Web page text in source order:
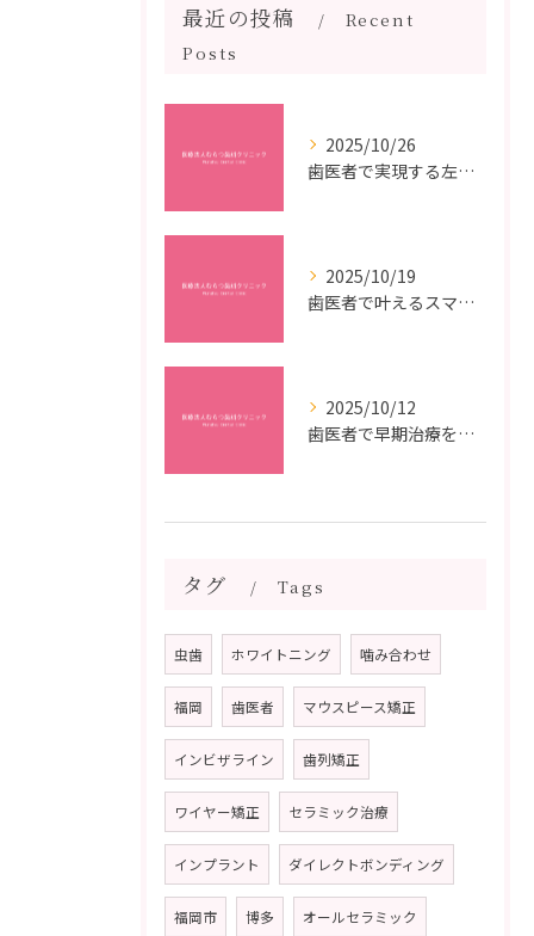
最近の投稿
Recent
Posts
2025/10/26
歯医者で実現する左右対称治療のポイントと矯正治療選びの疑問解決ガイド
2025/10/19
歯医者で叶えるスマイルメイクオーバーなら福岡県福岡市博多区博多駅前の最新矯正治療解説
2025/10/12
歯医者で早期治療を受けるメリットと虫歯悪化を防ぐ最短ステップ
タグ Tags
虫歯 ホワイトニング 噛み合わせ
福岡 歯医者 マウスピース矯正
インビザライン 歯列矯正
ワイヤー矯正 セラミック治療
インプラント ダイレクトボンディング
福岡市 博多 オールセラミック